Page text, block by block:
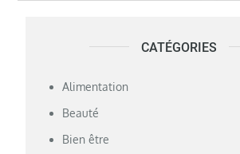
CATÉGORIES
Alimentation
Beauté
Bien être